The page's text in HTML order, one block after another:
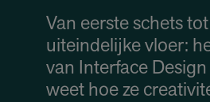
Van eerste schets tot
uiteindelijke vloer:
van Interface
weet hoe ze